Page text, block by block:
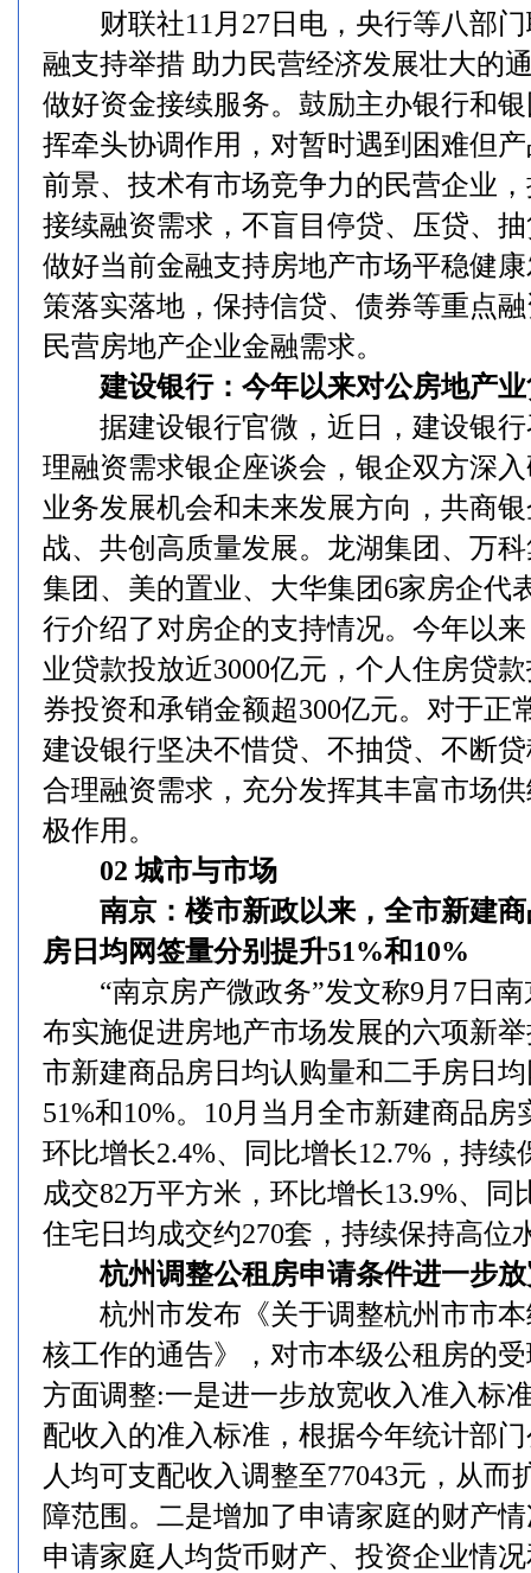
财联社11月27日电，央行等八部门
融支持举措 助力民营经济发展壮大的
做好资金接续服务。鼓励主办银行和
挥牵头协调作用，对暂时遇到困难但
前景、技术有市场竞争力的民营企业
接续融资需求，不盲目停贷、压贷、
做好当前金融支持房地产市场平稳健
策落实落地，保持信贷、债券等重点
民营房地产企业金融需求。
建设银行：今年以来对公房地产业
据建设银行官微，近日，建设银行
理融资需求银企座谈会，银企双方深
业务发展机会和未来发展方向，共商
战、共创高质量发展。龙湖集团、万
集团、美的置业、大华集团6家房企代
行介绍了对房企的支持情况。今年以
业贷款投放近3000亿元，个人住房贷
券投资和承销金额超300亿元。对于正
建设银行坚决不惜贷、不抽贷、不断
合理融资需求，充分发挥其丰富市场
极作用。
02 城市与市场
南京：楼市新政以来，全市新建商
房日均网签量分别提升51%和10%
“南京房产微政务”发文称9月7日南
布实施促进房地产市场发展的六项新
市新建商品房日均认购量和二手房日
51%和10%。10月当月全市新建商品
环比增长2.4%、同比增长12.7%，持
成交82万平方米，环比增长13.9%、同
住宅日均成交约270套，持续保持高位
杭州调整公租房申请条件进一步放
杭州市发布《关于调整杭州市市本
核工作的通告》，对市本级公租房的
方面调整:一是进一步放宽收入准入标
配收入的准入标准，根据今年统计部
人均可支配收入调整至77043元，从而
障范围。二是增加了申请家庭的财产
申请家庭人均货币财产、投资企业情